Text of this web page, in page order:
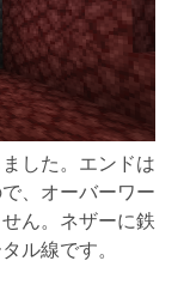
した。エンドは
、オーバーワー
ん。ネザーに鉄
ル線です。